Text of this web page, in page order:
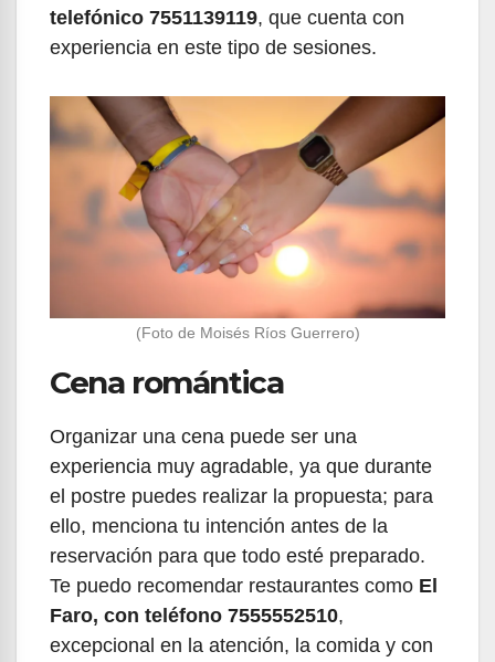
telefónico 7551139119, que cuenta con
experiencia en este tipo de sesiones.
(Foto de Moisés Ríos Guerrero)
Cena romántica
Organizar una cena puede ser una
experiencia muy agradable, ya que durante
el postre puedes realizar la propuesta; para
ello, menciona tu intención antes de la
reservación para que todo esté preparado.
Te puedo recomendar restaurantes como El
Faro, con teléfono 7555552510,
excepcional en la atención, la comida y con